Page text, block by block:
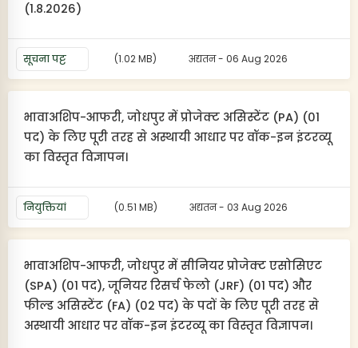
(1.8.2026)
सूचना पट्ट (1.02 MB) अद्यतन - 06 Aug 2026
भावाअशिप-आफरी, जोधपुर में प्रोजेक्ट असिस्टेंट (PA) (01
पद) के लिए पूरी तरह से अस्थायी आधार पर वॉक-इन इंटरव्यू
का विस्तृत विज्ञापन।
नियुक्तियां (0.51 MB) अद्यतन - 03 Aug 2026
भावाअशिप-आफरी, जोधपुर में सीनियर प्रोजेक्ट एसोसिएट
(SPA) (01 पद), जूनियर रिसर्च फेलो (JRF) (01 पद) और
फील्ड असिस्टेंट (FA) (02 पद) के पदों के लिए पूरी तरह से
अस्थायी आधार पर वॉक-इन इंटरव्यू का विस्तृत विज्ञापन।